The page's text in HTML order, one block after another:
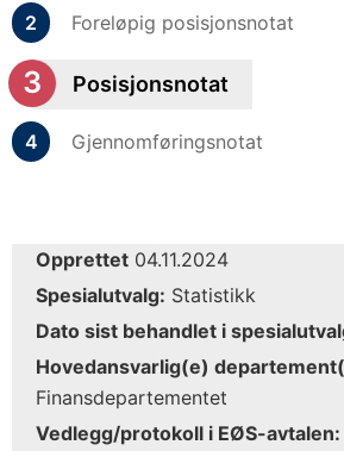
Foreløpig posisjonsnotat
Posisjonsnotat
Gjennomføringsnotat
Opprettet 04.11.2024
Spesialutvalg: Statistikk
Dato sist behandlet i
Hovedansvarlig(e)
Finansdepartementet
Vedlegg/protokoll i EØS-avtalen: